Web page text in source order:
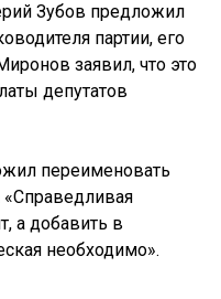
Зубов предложил
партии, его
заявил, что это
депутатов
переименовать
«Справедливая
а добавить в
необходимо».